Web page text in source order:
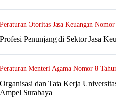
Peraturan Otoritas Jasa Keuangan
Profesi Penunjang di Sektor Jasa
Peraturan Menteri Agama Nomor 8
Organisasi dan Tata Kerja
Ampel Surabaya